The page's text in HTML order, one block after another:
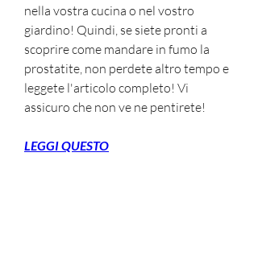
nella vostra cucina o nel vostro
giardino! Quindi, se siete pronti a
scoprire come mandare in fumo la
prostatite, non perdete altro tempo e
leggete l'articolo completo! Vi
assicuro che non ve ne pentirete!
LEGGI QUESTO